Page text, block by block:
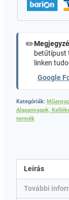
✏️
betűtípust
linken
Google
Kategóriák:
Alapanyagok,
termék
Leírás
További